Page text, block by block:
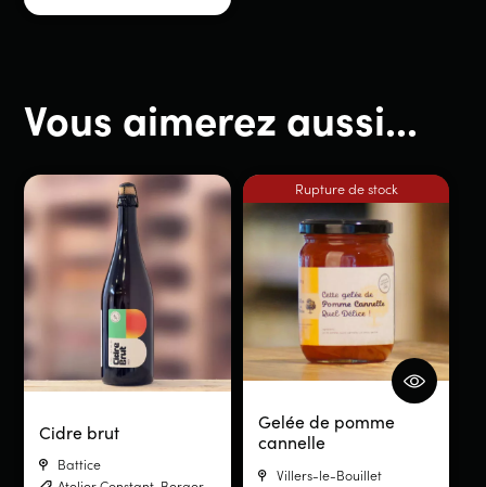
Vous aimerez aussi...
Cidre brut
Battice
Rupture de stock
Gelée de pomme
cannelle
Villers-le-Bouillet